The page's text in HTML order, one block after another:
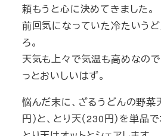
頼もうと心に決めてきました。
前回気になっていた冷たいう
ろ。
天気も上々で気温も高めなので
っとおいしいはず。
悩んだ末に、ざるうどんの野菜
円）と、とり天（230円）を単品